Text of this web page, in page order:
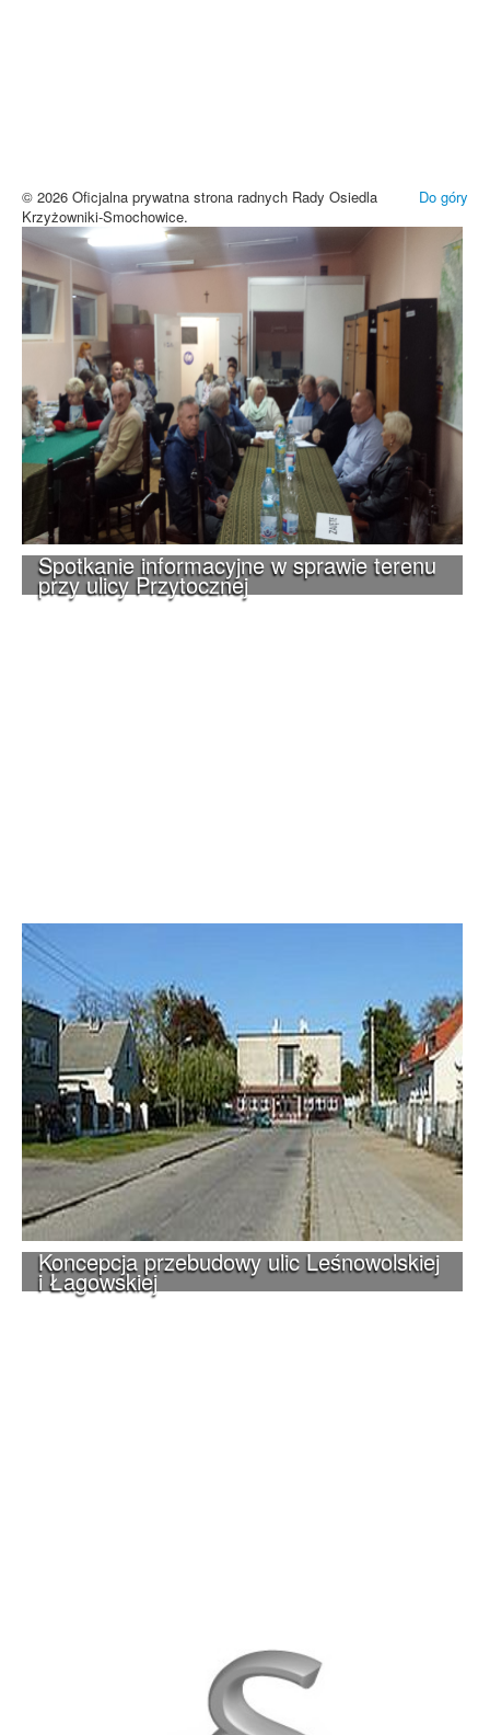
Spotkanie informacyjne w sprawie terenu
przy ulicy Przytocznej
Koncepcja przebudowy ulic Leśnowolskiej
i Łagowskiej
Do góry
© 2026 Oficjalna prywatna strona radnych Rady Osiedla
Krzyżowniki-Smochowice.